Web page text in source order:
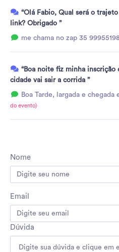
“Olá Fabio, Qual será o
link? Obrigado ”
me chama no zap 35
“Boa noite fiz minha inscrição
cidade vai sair a corrida ”
Boa Tarde, largada e chegada
do evento)
Nome
Email
Dúvida